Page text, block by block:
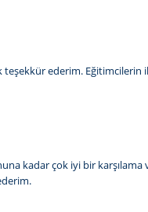
teşekkür ederim. Eğitimcilerin
kadar çok iyi bir